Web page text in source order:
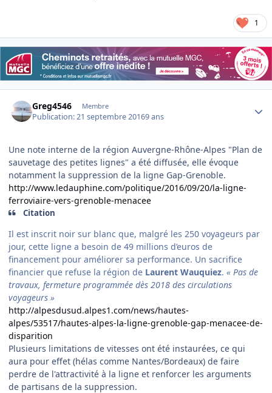
1
Greg4546 Membre
Publication:21 septembre 20169 ans
Une note interne de la région Auvergne-Rhône-Alpes "Plan de
sauvetage des petites lignes" a été diffusée, elle évoque
notamment la suppression de la ligne Gap-Grenoble.
http://www.ledauphine.com/politique/2016/09/20/la-ligne-
ferroviaire-vers-grenoble-menacee
Citation
Il est inscrit noir sur blanc que, malgré les 250 voyageurs par
jour, cette ligne a besoin de 49 millions d’euros de
financement pour améliorer sa performance. Un sacrifice
financier que refuse la région de Laurent Wauquiez. « Pas de
travaux, fermeture programmée dès 2018 des circulations
voyageurs »
http://alpesdusud.alpes1.com/news/hautes-
alpes/53517/hautes-alpes-la-ligne-grenoble-gap-menacee-de-
disparition
Plusieurs limitations de vitesses ont été instaurées, ce qui
aura pour effet (hélas comme Nantes/Bordeaux) de faire
perdre de l'attractivité à la ligne et renforcer les arguments
de partisans de la suppression.